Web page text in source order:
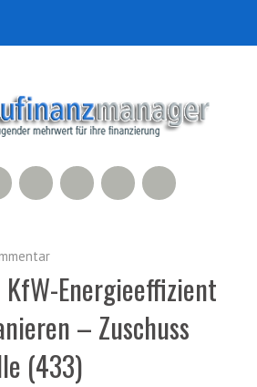
Facebook
500px
LinkedIn
Xing
Energieeffizient
– Zuschuss
(433)